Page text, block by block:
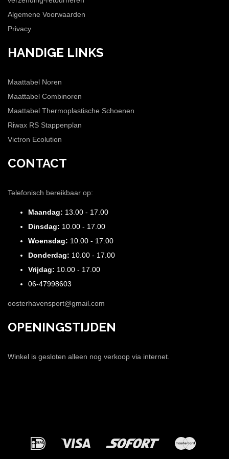
Algemene Voorwaarden
Privacy
HANDIGE LINKS
Maattabel Noren
Maattabel Combinoren
Maattabel Thermoplastische Schoenen
Riwax RS Stappenplan
Victron Ecolution
CONTACT
Telefonisch bereikbaar op:
Maandag: 13.00 - 17.00
Dinsdag: 10.00 - 17.00
Woensdag: 10.00 - 17.00
Donderdag: 10.00 - 17.00
Vrijdag: 10.00 - 17.00
06-47998603
oosterhavensport@gmail.com
OPENINGSTIJDEN
Winkel is gesloten alleen nog verkoop via internet.